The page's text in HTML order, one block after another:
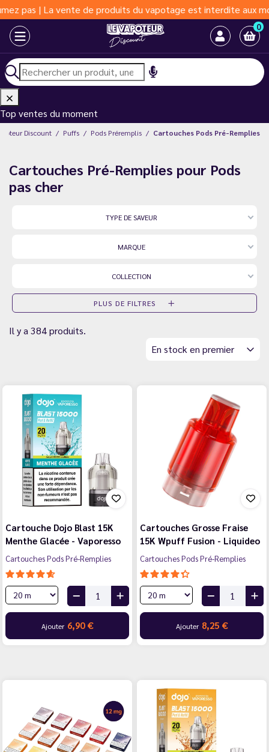
produits du vapotage est interdite aux moins de 18 ans |
0
Top ventes du moment
Discount Puffs Pods Préremplis Cartouches Pods Pré-Remplies
Cartouches Pré-Remplies pour Pods
pas cher
TYPE DE SAVEUR
MARQUE
COLLECTION
PLUS DE FILTRES
Il y a 384 produits.
En stock en premier
Cartouche Dojo Blast 15K
Menthe Glacée - Vaporesso
Cartouches Pods Pré-Remplies
Ajouter 6,90 €
Cartouches Grosse Fraise
15K Wpuff Fusion - Liquideo
Cartouches Pods Pré-Remplies
Ajouter 8,25 €